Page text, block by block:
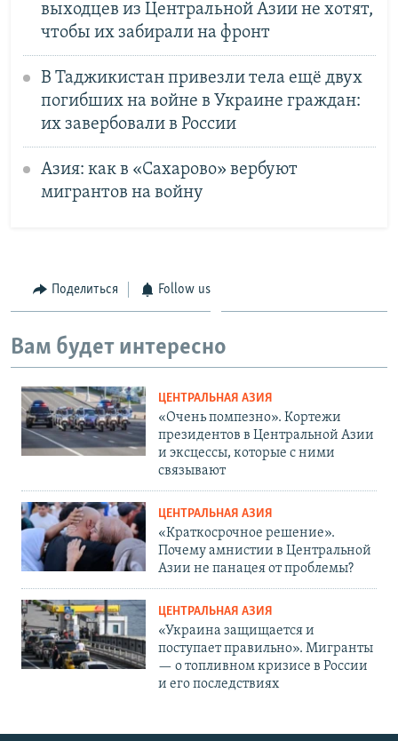
выходцев из Центральной Азии не хотят,
чтобы их забирали на фронт
В Таджикистан привезли тела ещё двух
погибших на войне в Украине граждан:
их завербовали в России
Азия: как в «Сахарово» вербуют
мигрантов на войну
Поделиться Follow us
Вам будет интересно
ЦЕНТРАЛЬНАЯ АЗИЯ
«Очень помпезно». Кортежи
президентов в Центральной Азии
и эксцессы, которые с ними
связывают
ЦЕНТРАЛЬНАЯ АЗИЯ
«Краткосрочное решение».
Почему амнистии в Центральной
Азии не панацея от проблемы?
ЦЕНТРАЛЬНАЯ АЗИЯ
«Украина защищается и
поступает правильно». Мигранты
— о топливном кризисе в России
и его последствиях